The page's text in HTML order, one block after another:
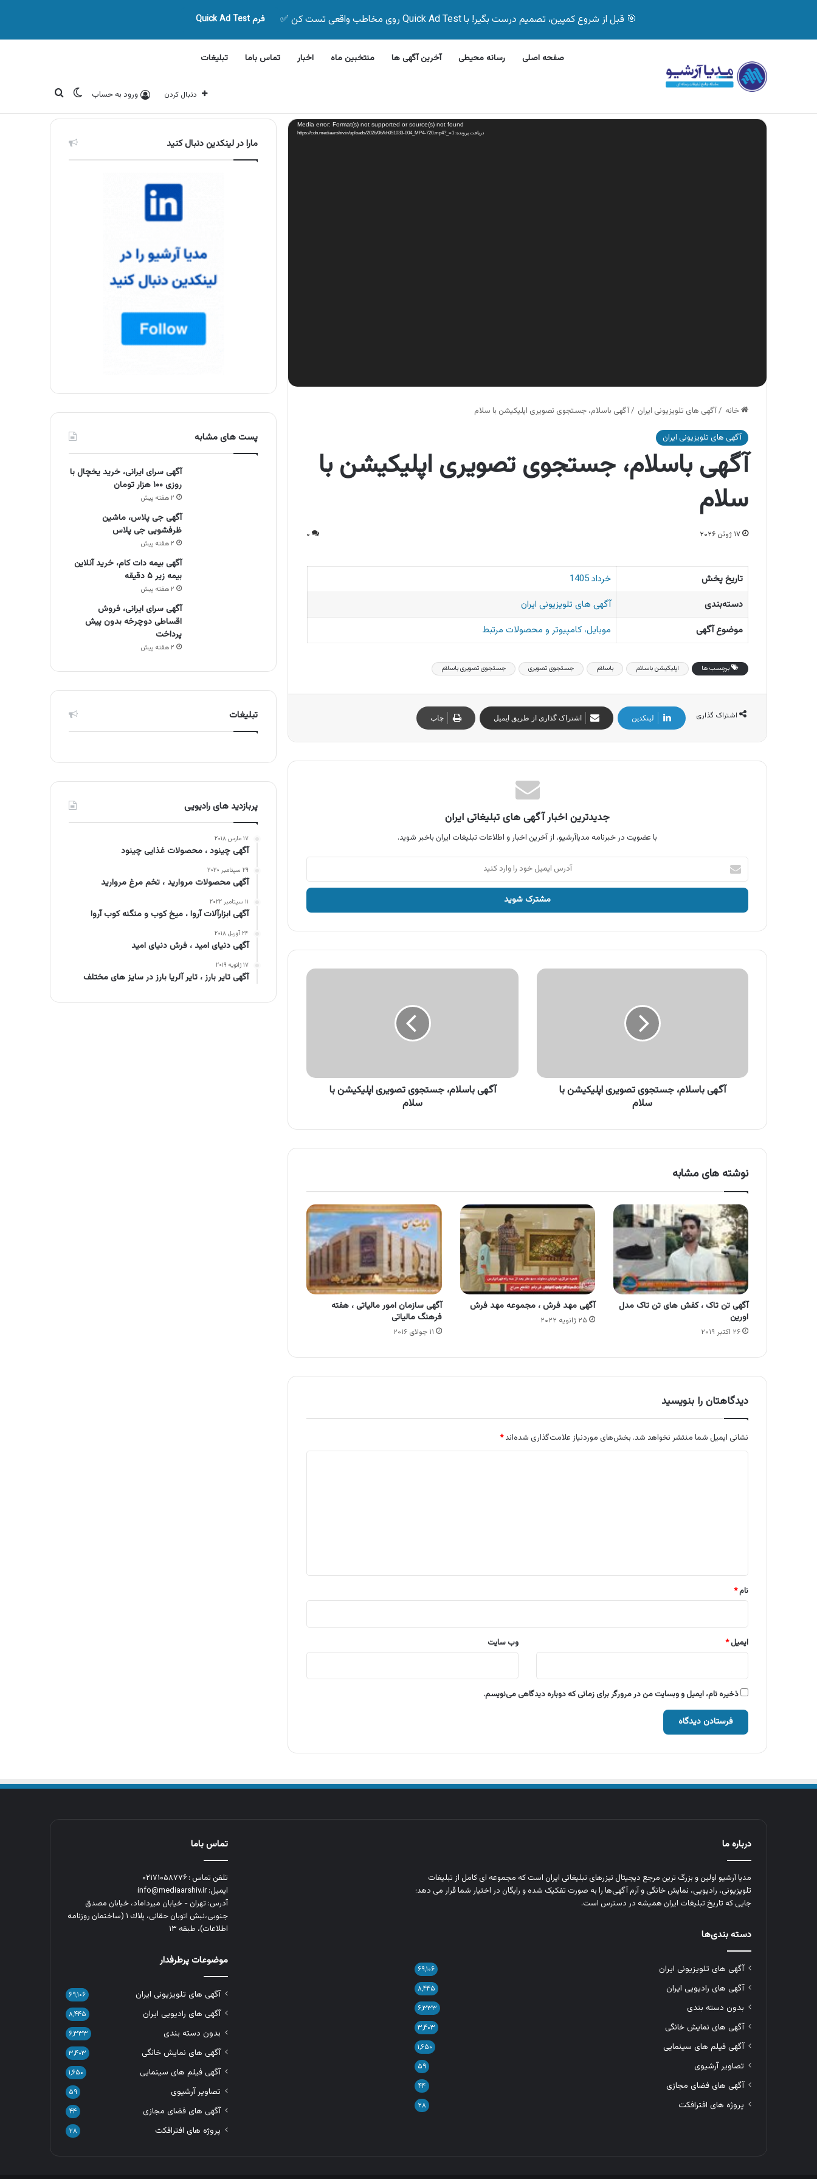
🎯 قبل از شروع کمپین، تصمیم درست بگیر! با Quick Ad Test روی مخاطب واقعی تست کن ✅ فرم Quick Ad Test
صفحه اصلی رسانه محیطی آخرین آگهی ها منتخبین ماه اخبار تماس باما تبلیغات
دنبال کردن ورود به حساب تغییر پوسته
جستجو برای جمعه, 7 آگوست 2026 آگهی های تازه
نمایشگر
ویدیو Media error: Format(s) not supported or source(s) not found
دریافت پرونده: https://cdn.mediaarshiv.ir/uploads/2026/06/kh051033-004_MP4-720.mp4?_=1
خانه /آگهی های تلویزیونی ایران /آگهی باسلام، جستجوی تصویری اپلیکیشن با سلام
آگهی های تلویزیونی ایران
آگهی باسلام، جستجوی تصویری اپلیکیشن با
سلام
۱۷ ژوئن ۲۰۲۶ ۰
تاریخ پخش
خرداد 1405
دسته‌بندی
آگهی های تلویزیونی ایران
موضوع آگهی
موبایل، کامپیوتر و محصولات مرتبط
برچسب ها اپلیکیشن باسلام باسلام جستجوی تصویری جستجوی تصویری باسلام
اشتراک گذاری لینکدین اشتراک گذاری از طریق ایمیل چاپ
جدیدترین اخبار آگهی های تبلیغاتی ایران
با عضویت در خبرنامه مدیاآرشیو، از آخرین اخبار و اطلاعات تبلیغات ایران باخبر شوید.
آدرس
ایمیل
خود
وارد
آگهی
آگهی باسلام، جستجوی تصویری اپلیکیشن با
سلام
آگهی
آگهی باسلام، جستجوی تصویری اپلیکیشن با
سلام
نوشته های مشابه
آگهی تن تاک ، کفش های تن تاک مدل
اورین
۲۶ اکتبر ۲۰۱۹
آگهی مهد فرش ، مجموعه مهد فرش
۲۵ ژانویه ۲۰۲۲
آگهی سازمان امور مالیاتی ، هفته
فرهنگ مالیاتی
۱۱ جولای ۲۰۱۶
دیدگاهتان را بنویسید
نشانی ایمیل شما منتشر نخواهد شد. بخش‌های موردنیاز علامت‌گذاری شده‌اند*
نام*
ایمیل* وب‌ سایت
ذخیره نام، ایمیل و وبسایت من در مرورگر برای زمانی که دوباره دیدگاهی می‌نویسم.
مارا در لینکدین دنبال کنید
پست های مشابه
آگهی سرای ایرانی، خرید یخچال با
روزی ۱۰۰ هزار تومان
۲ هفته پیش
آگهی جی پلاس، ماشین
ظرفشویی جی پلاس
۲ هفته پیش
آگهی بیمه دات کام، خرید آنلاین
بیمه زیر ۵ دقیقه
۲ هفته پیش
آگهی سرای ایرانی، فروش
اقساطی دوچرخه بدون پیش
پرداخت
۲ هفته پیش
تبلیغات
پربازدید های رادیویی
۱۷ مارس ۲۰۱۸
آگهی چینود ، محصولات غذایی چینود
۲۹ سپتامبر ۲۰۲۰
آگهی محصولات مروارید ، تخم مرغ مروارید
۱۱ سپتامبر ۲۰۲۲
آگهی ابزارآلات آروا ، میخ کوب و منگنه کوب آروا
۲۴ آوریل ۲۰۱۸
آگهی دنیای امید ، فرش دنیای امید
۱۷ ژانویه ۲۰۱۹
آگهی تایر بارز ، تایر آلریا بارز در سایز های مختلف
درباره ما
مدیا آرشیو اولین و بزرگ‌ ترین مرجع دیجیتال تیزرهای تبلیغاتی ایران است که مجموعه‌ ای کامل از تبلیغات
تلویزیونی، رادیویی، نمایش خانگی و آرم‌ آگهی‌ها را به‌ صورت تفکیک‌ شده و رایگان در اختیار شما قرار می‌ دهد؛
جایی که تاریخ تبلیغات ایران همیشه در دسترس است.
دسته بندی‌ها
آگهی های تلویزیونی ایران ۶۹,۱۰۶
آگهی های رادیویی ایران ۸,۴۴۵
بدون دسته بندی ۶,۳۳۳
آگهی های نمایش خانگی ۳,۴۰۳
آگهی فیلم های سینمایی ۱,۶۵۰
تصاویر آرشیوی ۵۹
آگهی های فضای مجازی ۴۴
پروژه های افترافکت ۲۸
تماس باما
تلفن تماس : ۰۲۱۷۱۰۵۸۷۷۶
ایمیل: info@mediaarshiv.ir
آدرس: تهران - خیابان میرداماد، خیابان مصدق
جنوبی،نبش اتوبان حقانی، پلاك ١ (ساختمان روزنامه
اطلاعات)، طبقه ۱۳
موضوعات پرطرفدار
آگهی های تلویزیونی ایران ۶۹,۱۰۶
آگهی های رادیویی ایران ۸,۴۴۵
بدون دسته بندی ۶,۳۳۳
آگهی های نمایش خانگی ۳,۴۰۳
آگهی فیلم های سینمایی ۱,۶۵۰
تصاویر آرشیوی ۵۹
آگهی های فضای مجازی ۴۴
پروژه های افترافکت ۲۸